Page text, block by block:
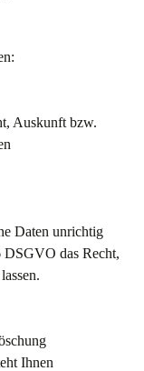
Auskunft bzw.
Daten unrichtig
DSGVO das Recht,
Ihnen